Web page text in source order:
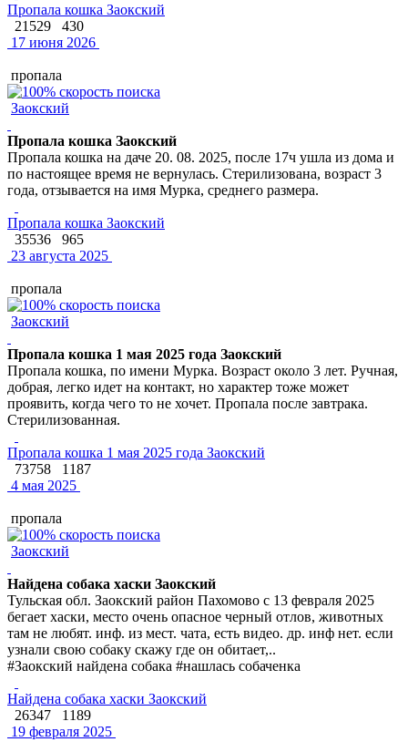
Пропала кошка Заокский
21529
430
17 июня 2026
пропала
Заокский
Пропала кошка Заокский
Пропала кошка на даче 20. 08. 2025, после 17ч ушла из дома и
по настоящее время не вернулась. Стерилизована, возраст 3
года, отзывается на имя Мурка, среднего размера.
Пропала кошка Заокский
35536
965
23 августа 2025
пропала
Заокский
Пропала кошка 1 мая 2025 года Заокский
Пропала кошка, по имени Мурка. Возраст около 3 лет. Ручная,
добрая, легко идет на контакт, но характер тоже может
проявить, когда чего то не хочет. Пропала после завтрака.
Стерилизованная.
Пропала кошка 1 мая 2025 года Заокский
73758
1187
4 мая 2025
пропала
Заокский
Найдена собака хаски Заокский
Тульская обл. Заокский район Пахомово с 13 февраля 2025
бегает хаски, место очень опасное черный отлов, животных
там не любят. инф. из мест. чата, есть видео. др. инф нет. если
узнали свою собаку скажу где он обитает,..
#Заокский найдена собака #нашлась собаченка
Найдена собака хаски Заокский
26347
1189
19 февраля 2025